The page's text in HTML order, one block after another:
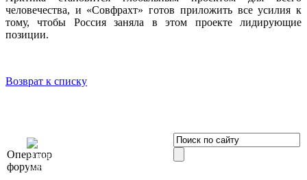
человечества, и «Совфрахт» готов приложить все усилия к
тому, чтобы Россия заняла в этом проекте лидирующие
позиции.
Возврат к списку
Оператор
форума
Элит»
196191, г. Санкт-Петербург,